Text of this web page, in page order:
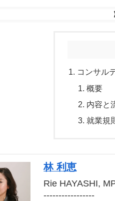
コンサル
概要
内容と
就業規
林 利恵
Rie HAYASHI,
-----------------